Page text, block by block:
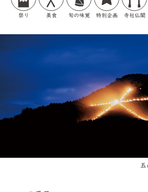
祭り 美食 旬の味覚 特別企画 寺社仏閣